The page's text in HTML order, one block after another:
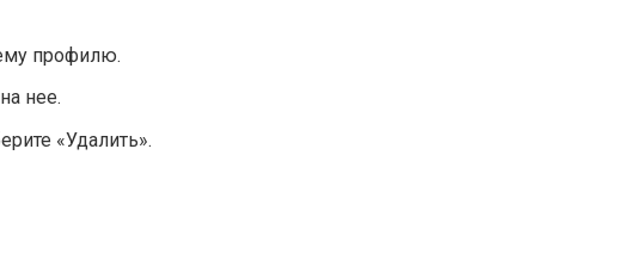
профилю.
нее.
«Удалить».